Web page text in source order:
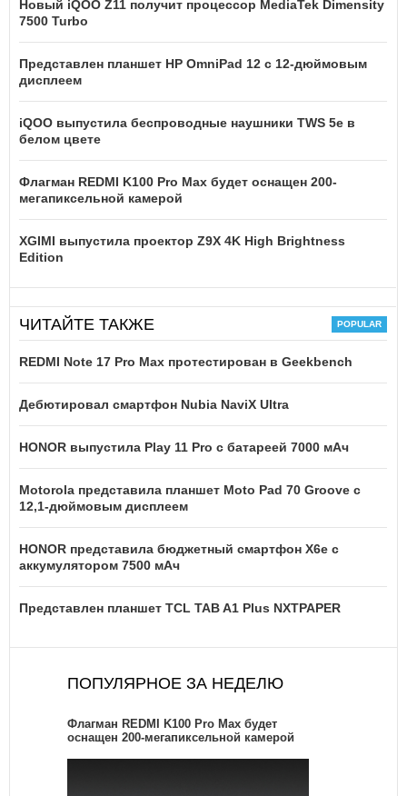
Новый iQOO Z11 получит процессор MediaTek Dimensity
7500 Turbo
Представлен планшет HP OmniPad 12 с 12-дюймовым
дисплеем
iQOO выпустила беспроводные наушники TWS 5e в
белом цвете
Флагман REDMI K100 Pro Max будет оснащен 200-
мегапиксельной камерой
XGIMI выпустила проектор Z9X 4K High Brightness
Edition
ЧИТАЙТЕ ТАКЖЕ
REDMI Note 17 Pro Max протестирован в Geekbench
Дебютировал смартфон Nubia NaviX Ultra
HONOR выпустила Play 11 Pro с батареей 7000 мАч
Motorola представила планшет Moto Pad 70 Groove с
12,1-дюймовым дисплеем
HONOR представила бюджетный смартфон X6e с
аккумулятором 7500 мАч
Представлен планшет TCL TAB A1 Plus NXTPAPER
ПОПУЛЯРНОЕ ЗА НЕДЕЛЮ
Флагман REDMI K100 Pro Max будет
оснащен 200-мегапиксельной камерой